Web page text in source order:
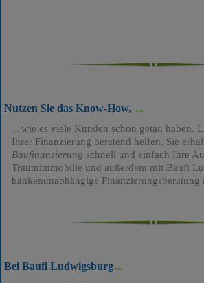
Nutzen Sie das Know-How,
wie es viele Kunden schon getan haben.
Ihrer Finanzierung beratend helfen. Sie
Baufinanzierung schnell und einfach Ihre
Traumimmobilie und außerdem mit Baufi
bankenunabhängige Finanzierungsberatung
Bei Baufi Ludwigsburg